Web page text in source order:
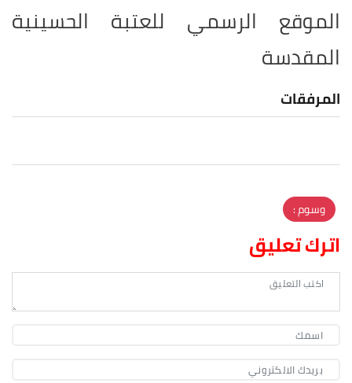
الموقع الرسمي للعتبة الحسينية
المقدسة
المرفقات
وسوم :
اترك تعليق